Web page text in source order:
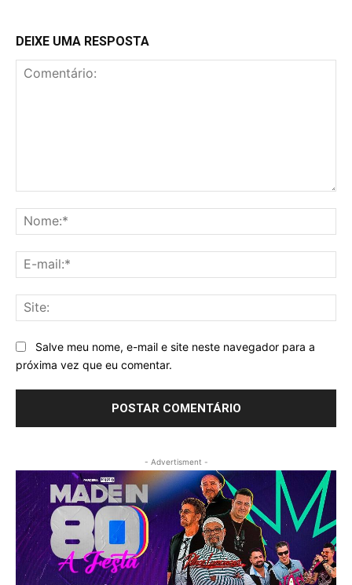
DEIXE UMA RESPOSTA
Salve meu nome, e-mail e site neste navegador para a
próxima vez que eu comentar.
- Advertisment -